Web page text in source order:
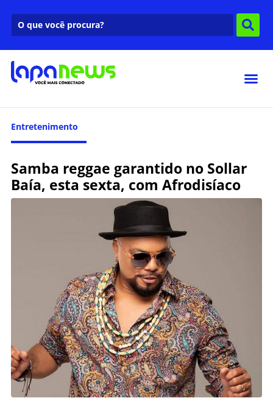
Entretenimento
Samba reggae garantido no Sollar
Baía, esta sexta, com Afrodisíaco